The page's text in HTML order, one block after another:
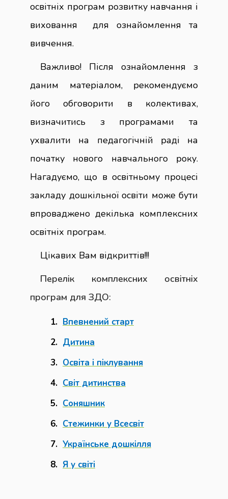
освітніх програм розвитку навчання і
виховання для ознайомлення та
вивчення.
Важливо! Після ознайомлення з
даним матеріалом, рекомендуємо
його обговорити в колективах,
визначитись з програмами та
ухвалити на педагогічній раді на
початку нового навчального року.
Нагадуємо, що в освітньому процесі
закладу дошкільної освіти може бути
впроваджено декілька комплексних
освітніх програм.
Цікавих Вам відкриттів!!!
Перелік комплексних освітніх
програм для ЗДО:
Впевнений старт
Дитина
Освіта і піклування
Світ дитинства
Соняшник
Стежинки у Всесвіт
Українське дошкілля
Я у світі